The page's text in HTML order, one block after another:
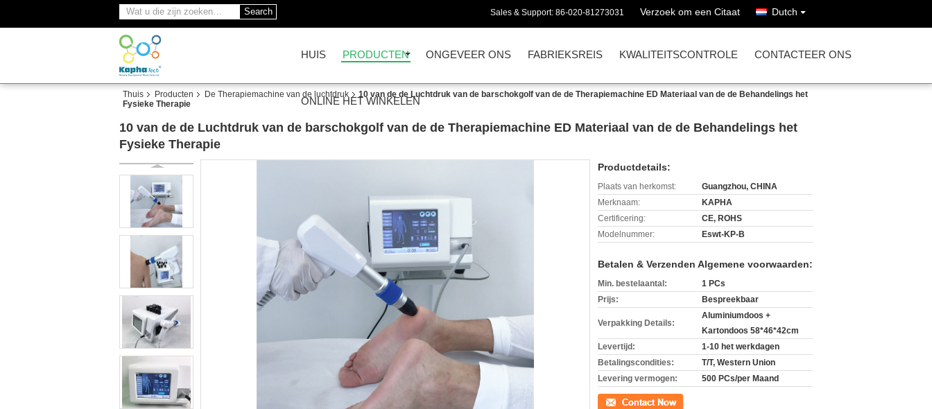
Search Sales & Support: 86-020-81273031 Verzoek om een Citaat Dutch
HUIS PRODUCTEN ONGEVEER ONS FABRIEKSREIS KWALITEITSCONTROLE CONTACTEER ONS
ONLINE HET WINKELEN
Thuis Producten De Therapiemachine van de luchtdruk
10 van de de Luchtdruk van de barschokgolf van de de Therapiemachine ED Materiaal van de de Behandelings het
Fysieke Therapie
10 van de de Luchtdruk van de barschokgolf van de de Therapiemachine ED Materiaal van de de Behandelings het
Fysieke Therapie
Productdetails:
Plaats van herkomst:
Guangzhou, CHINA
Merknaam:
KAPHA
Certificering:
CE, ROHS
Modelnummer:
Eswt-KP-B
Betalen & Verzenden Algemene voorwaarden:
Min. bestelaantal:
1 PCs
Prijs:
Bespreekbaar
Verpakking Details:
Aluminiumdoos +
Kartondoos 58*46*42cm
Levertijd:
1-10 het werkdagen
Betalingscondities:
T/T, Western Union
Levering vermogen:
500 PCs/per Maand
Contact